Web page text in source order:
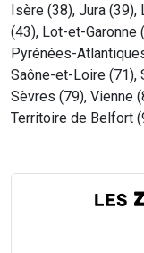
Isère (38), Jura (39),
(43), Lot-et-Garonne
Pyrénées-
Saône-et-Loire (71),
Sèvres (79), Vienne
Territoire de Belfort